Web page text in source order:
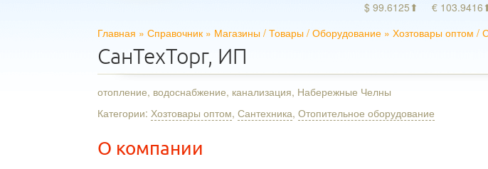
$ 99.6125⬆ €
Главная » Справочник » Магазины / Товары / Оборудование » Хозтовары оптом /
СанТехТорг, ИП
отопление, водоснабжение, канализация, Набережные Челны
Категории: Хозтовары оптом, Сантехника, Отопительное оборудование
О компании